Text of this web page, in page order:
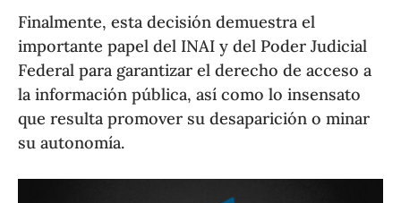
Finalmente, esta decisión demuestra el
importante papel del INAI y del Poder Judicial
Federal para garantizar el derecho de acceso a
la información pública, así como lo insensato
que resulta promover su desaparición o minar
su autonomía.